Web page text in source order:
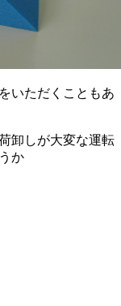
いただくこともあ
卸しが大変な運転
か